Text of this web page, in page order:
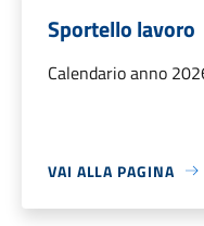
Sportello lavoro
Calendario anno
VAI ALLA PAGINA